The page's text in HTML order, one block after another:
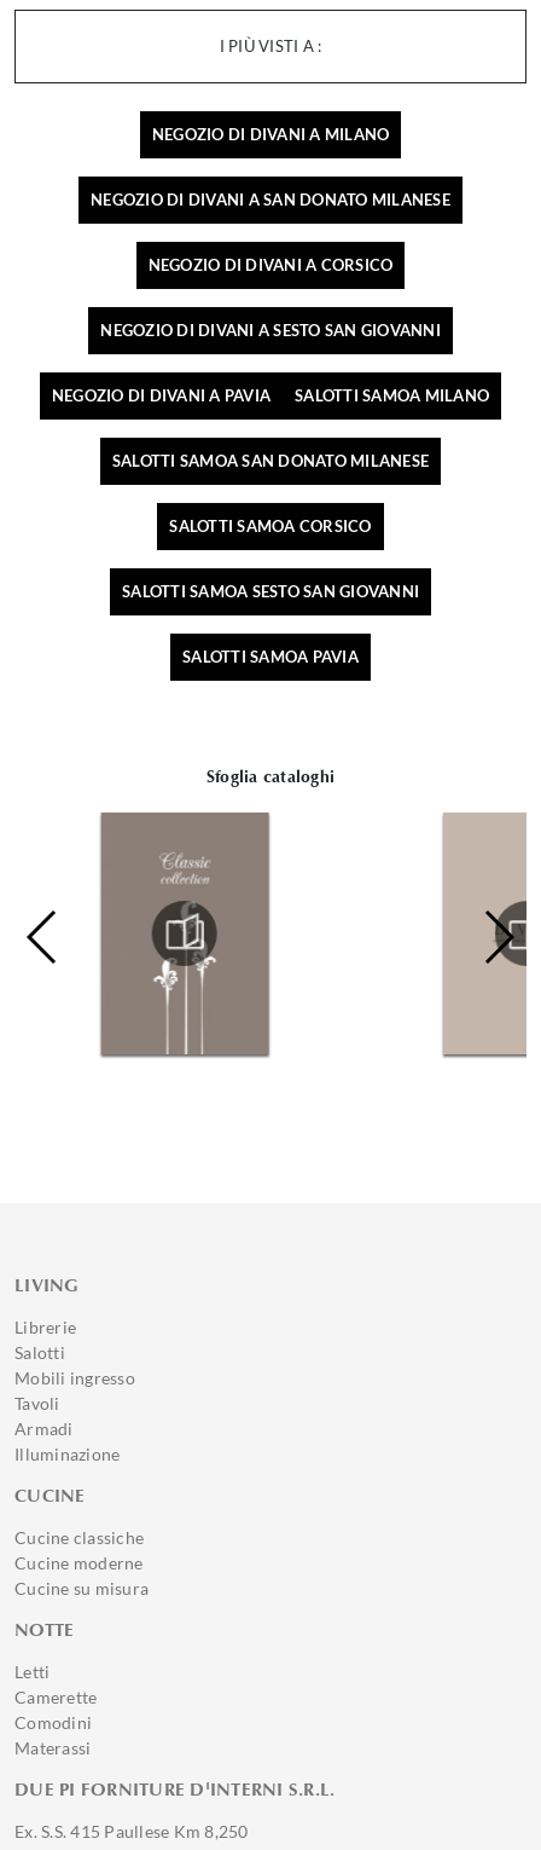
I PIÙ VISTI A :
NEGOZIO DI DIVANI A MILANO
NEGOZIO DI DIVANI A SAN DONATO MILANESE
NEGOZIO DI DIVANI A CORSICO
NEGOZIO DI DIVANI A SESTO SAN GIOVANNI
NEGOZIO DI DIVANI A PAVIA SALOTTI SAMOA MILANO
SALOTTI SAMOA SAN DONATO MILANESE
SALOTTI SAMOA CORSICO
SALOTTI SAMOA SESTO SAN GIOVANNI
SALOTTI SAMOA PAVIA
Sfoglia cataloghi
LIVING
Librerie
Salotti
Mobili ingresso
Tavoli
Armadi
Illuminazione
CUCINE
Cucine classiche
Cucine moderne
Cucine su misura
NOTTE
Letti
Camerette
Comodini
Materassi
DUE PI FORNITURE D'INTERNI S.R.L.
Ex. S.S. 415 Paullese Km 8,250